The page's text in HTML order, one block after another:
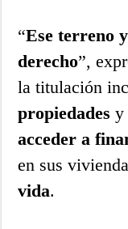
“Ese terreno
derecho”,
la titulación
propiedades y
acceder a
en sus
vida.